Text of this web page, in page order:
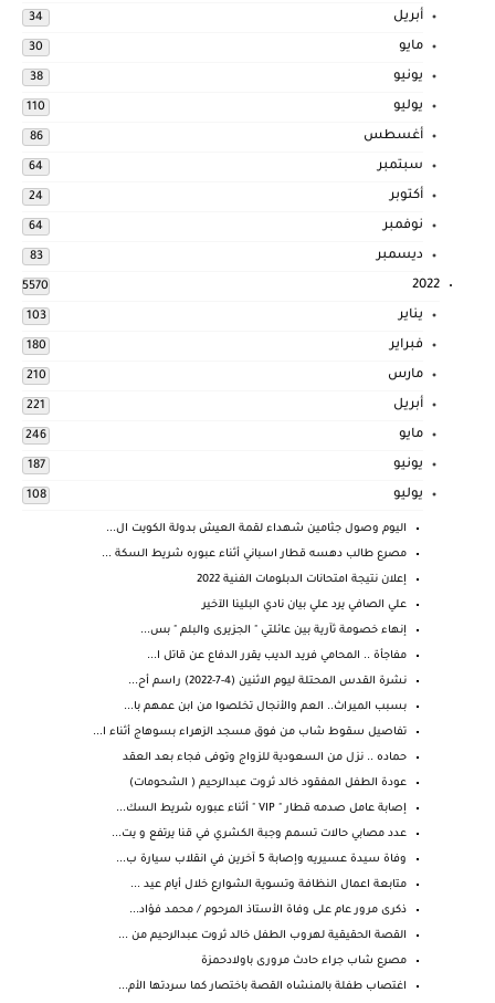
أبريل 34
مايو 30
يونيو 38
يوليو 110
أغسطس 86
سبتمبر 64
أكتوبر 24
نوفمبر 64
ديسمبر 83
2022
5570
يناير 103
فبراير 180
مارس 210
أبريل 221
مايو 246
يونيو 187
يوليو 108
اليوم وصول جثامين شهداء لقمة العيش بدولة الكويت ال...
مصرع طالب دهسه قطار اسباني أثناء عبوره شريط السكة ...
إعلان نتيجة امتحانات الدبلومات الفنية 2022
علي الصافي يرد علي بيان نادي البلينا الآخير
إنهاء خصومة ثآرية بين عائلتي " الجزيرى والبلم " بس...
مفاجأة .. المحامي فريد الديب يقرر الدفاع عن قاتل ا...
نشرة القدس المحتلة ليوم الاثنين (4-7-2022) راسم أح...
بسبب الميراث.. العم والأنجال تخلصوا من ابن عمهم با...
تفاصيل سقوط شاب من فوق مسجد الزهراء بسوهاج أثناء ا...
حماده .. نزل من السعودية للزواج وتوفى فجاء بعد العقد
عودة الطفل المفقود خالد ثروت عبدالرحيم ( الشحومات)
إصابة عامل صدمه قطار " VIP " أثناء عبوره شريط السك...
عدد مصابي حالات تسمم وجبة الكشري في قنا يرتفع و يت...
وفاة سيدة عسيريه وإصابة 5 آخرين في انقلاب سيارة ب...
متابعة اعمال النظافة وتسوية الشوارع خلال أيام عيد ...
ذكرى مرور عام على وفاة الأستاذ المرحوم / محمد فؤاد...
القصة الحقيقية لهروب الطفل خالد ثروت عبدالرحيم من ...
مصرع شاب جراء حادث مرورى باولادحمزة
اغتصاب طفلة بالمنشاه القصة باختصار كما سردتها الأم...